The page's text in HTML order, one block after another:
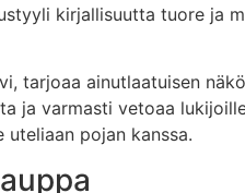
kirjallisuutta tuore ja
tarjoaa ainutlaatuisen
ja varmasti vetoaa
uteliaan pojan kanssa.